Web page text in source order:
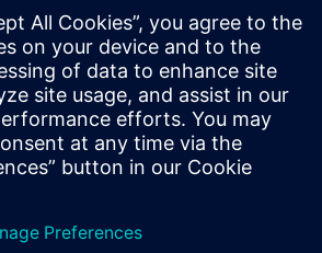
um zu erfahren, wie Siemens Ihnen
Exzellenz zu erreichen und auf dem
Markt für medizintechnische
Marktstellung einzunehmen.